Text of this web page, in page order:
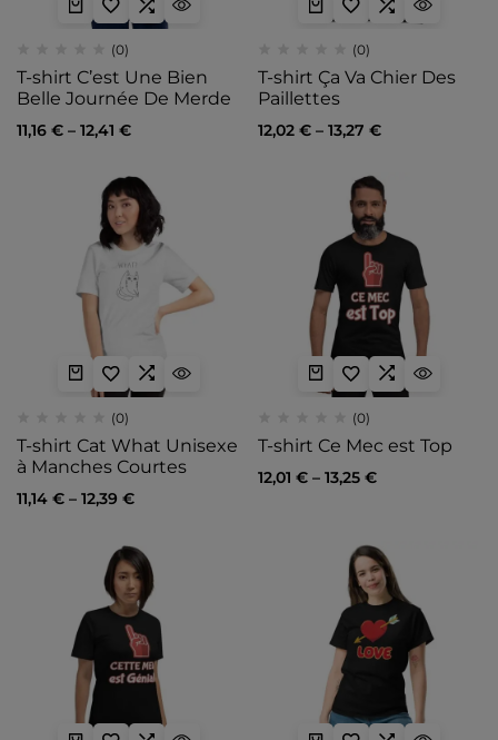
(0)
T-shirt C’est Une Bien
Belle Journée De Merde
11,16 € – 12,41 €
(0)
T-shirt Ça Va Chier Des
Paillettes
12,02 €– 13,27 €
(0)
T-shirt Cat What Unisexe
à Manches Courtes
11,14 € – 12,39 €
(0)
T-shirt Ce Mec est Top
12,01 €– 13,25 €